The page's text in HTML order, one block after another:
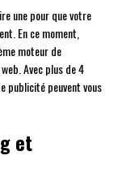
une pour que votre
En ce moment,
moteur de
Avec plus de 4
publicité peuvent vous
et